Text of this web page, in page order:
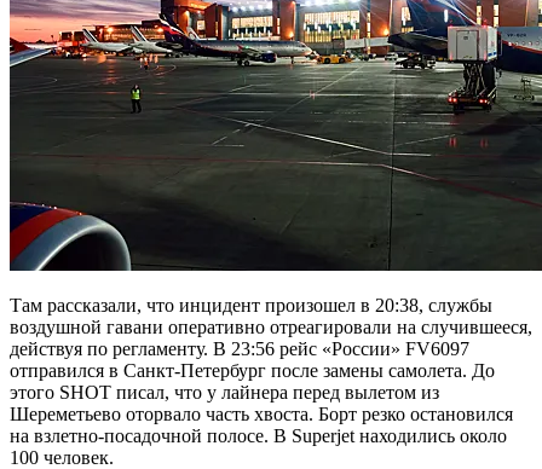
Там рассказали, что инцидент произошел в 20:38, службы
воздушной гавани оперативно отреагировали на случившееся,
действуя по регламенту. В 23:56 рейс «России» FV6097
отправился в Санкт-Петербург после замены самолета. До
этого SHOT писал, что у лайнера перед вылетом из
Шереметьево оторвало часть хвоста. Борт резко остановился
на взлетно-посадочной полосе. В Superjet находились около
100 человек.